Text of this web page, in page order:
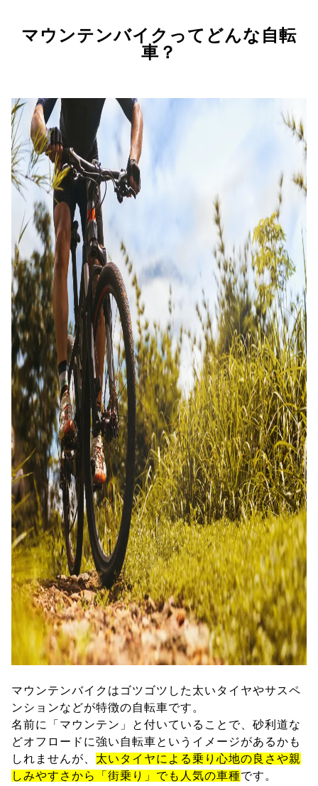
マウンテンバイクってどんな自転
車？
マウンテンバイクはゴツゴツした太いタイヤやサスペ
ンションなどが特徴の自転車です。
名前に「マウンテン」と付いていることで、砂利道な
どオフロードに強い自転車というイメージがあるかも
しれませんが、 太いタイヤによる乗り心地の良さや親
しみやすさから「街乗り」でも人気の車種です。